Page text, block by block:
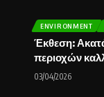
ENVIRONMENT
Έκθεση:
περιοχών
03/04/2026